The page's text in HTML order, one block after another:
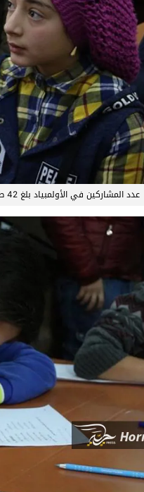
عدد المشاركين في الأولمبياد بلغ 42 طالب وطالبة من 14 مدرسة – عدسة: حنين السيد – حرية برس©